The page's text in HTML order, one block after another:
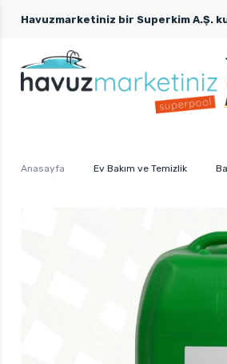
Havuzmarketiniz bir Superkim A.Ş.
Anasayfa Ev Bakım ve Temizlik